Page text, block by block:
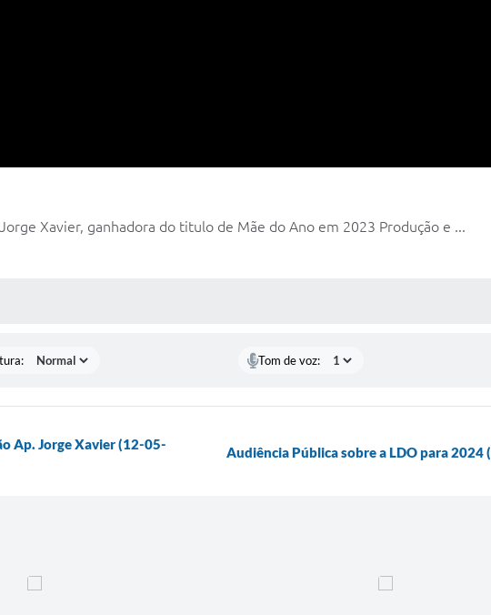
Xavier, ganhadora do titulo de Mãe do Ano em 2023 Produção e ...
Tom de voz:
Ap. Jorge Xavier (12-05-
Audiência Pública sobre a LDO para